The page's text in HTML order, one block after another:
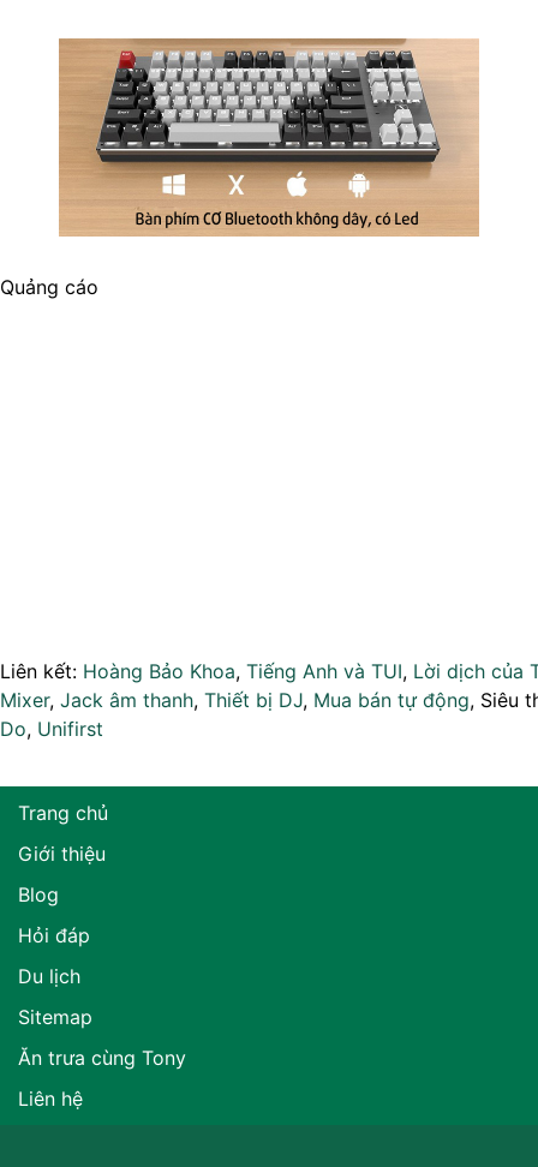
Quảng cáo
Liên kết: Hoàng Bảo Khoa, Tiếng Anh và TUI, Lời dịch của
Mixer, Jack âm thanh, Thiết bị DJ, Mua bán tự động, Siêu
Do, Unifirst
Trang chủ
Giới thiệu
Blog
Hỏi đáp
Du lịch
Sitemap
Ăn trưa cùng Tony
Liên hệ